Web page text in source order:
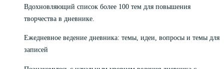
Вдохновляющий список более 100 тем для повышения
творчества в дневнике.
Ежедневное ведение дневника: темы, идеи, вопросы и темы для
записей